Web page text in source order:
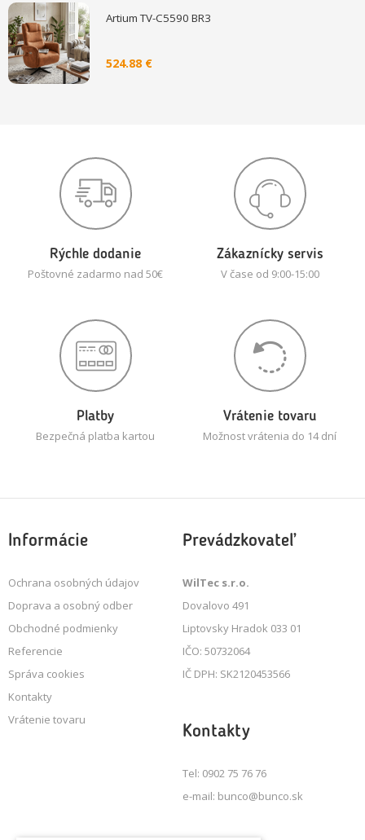
Artium TV-C5590 BR3
524.88 €
Rýchle dodanie
Poštovné zadarmo nad 50€
Zákaznícky servis
V čase od 9:00-15:00
Platby
Bezpečná platba kartou
Vrátenie tovaru
Možnost vrátenia do 14 dní
Informácie
Ochrana osobných údajov
Doprava a osobný odber
Obchodné podmienky
Referencie
Správa cookies
Kontakty
Vrátenie tovaru
Prevádzkovateľ
WilTec s.r.o.
Dovalovo 491
Liptovsky Hradok 033 01
IČO: 50732064
IČ DPH: SK2120453566
Kontakty
Tel: 0902 75 76 76
e-mail: bunco@bunco.sk